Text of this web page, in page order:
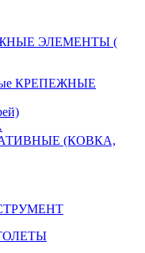
ЭЛЕМЕНТЫ (
КРЕПЕЖНЫЕ
(КОВКА,